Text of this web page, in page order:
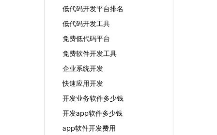
低代码开发平台排名
低代码开发工具
免费低代码平台
免费软件开发工具
企业系统开发
快速应用开发
开发业务软件多少钱
开发app软件多少钱
app软件开发费用